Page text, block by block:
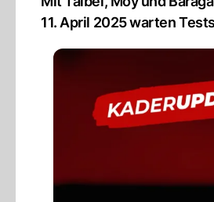
11. April 2025 warten